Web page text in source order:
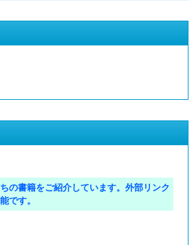
の書籍をご紹介しています。外部リンク
です。